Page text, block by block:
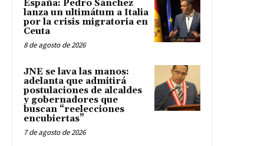
España: Pedro Sánchez
lanza un ultimátum a Italia
por la crisis migratoria en
Ceuta
8 de agosto de 2026
JNE se lava las manos:
adelanta que admitirá
postulaciones de alcaldes
y gobernadores que
buscan “reelecciones
encubiertas”
7 de agosto de 2026